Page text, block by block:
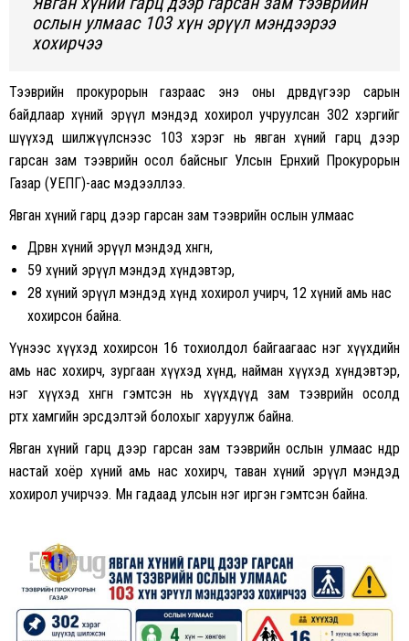
ослын улмаас 103 хүн эрүүл мэндээрээ
хохирчээ
Тээврийн прокурорын газраас энэ оны дөрөвдүгээр сарын
байдлаар хүний эрүүл мэндэд хохирол учруулсан 302 хэргийг
шүүхэд шилжүүлснээс 103 хэрэг нь явган хүний гарц дээр
гарсан зам тээврийн осол байсныг Улсын Ерөнхий Прокурорын
Газар (УЕПГ)-аас мэдээллээ.
Явган хүний гарц дээр гарсан зам тээврийн ослын улмаас
Дөрвөн хүний эрүүл мэндэд хөнгөн,
59 хүний эрүүл мэндэд хүндэвтэр,
28 хүний эрүүл мэндэд хүнд хохирол учирч, 12 хүний амь нас
хохирсон байна.
Үүнээс хүүхэд хохирсон 16 тохиолдол байгаагаас нэг хүүхдийн
амь нас хохирч, зургаан хүүхэд хүнд, найман хүүхэд хүндэвтэр,
нэг хүүхэд хөнгөн гэмтсэн нь хүүхдүүд зам тээврийн осолд
өртөх хамгийн эрсдэлтэй болохыг харуулж байна.
Явган хүний гарц дээр гарсан зам тээврийн ослын улмаас өндөр
настай хоёр хүний амь нас хохирч, таван хүний эрүүл мэндэд
хохирол учирчээ. Мөн гадаад улсын нэг иргэн гэмтсэн байна.